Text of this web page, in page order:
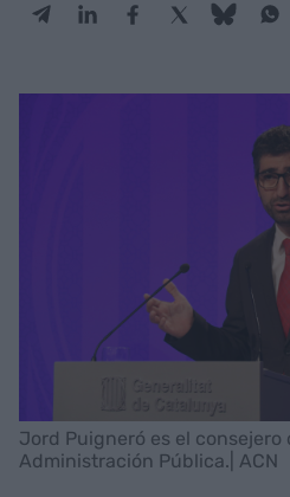
Jord Puigneró es el consejero
Administración Pública.| ACN